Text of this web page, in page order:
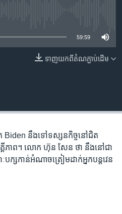
59:59
ទាញ​យក​ពី​តំណភ្ជាប់​ដើម
Biden នឹង​ទៅ​ទស្សនកិច្ច​នៅ​ជិត​
គភាព។ លោក ហ៊ុន សែន ថា នឹង​នៅ​ជា​
បក្ស​កាន់​អំណាច​ត្រៀម​ដាក់​អ្នក​បន្ត​វេន